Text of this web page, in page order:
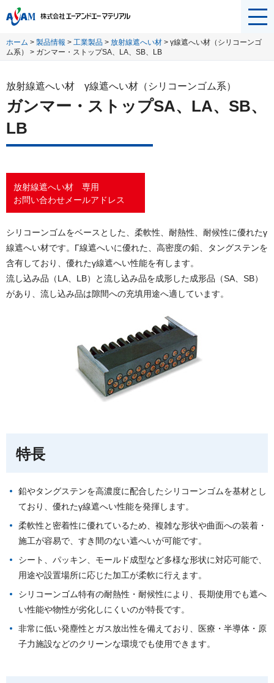
メニ
を開
ホーム > 製品情報 > 工業製品 > 放射線遮へい材 > γ線遮へい材（シリコーンゴ
ム系） > ガンマー・ストップSA、LA、SB、LB
放射線遮へい材 γ線遮へい材（シリコーンゴム系）
ガンマー・ストップSA、LA、SB、
LB
放射線遮へい材 専用
お問い合わせメールアドレス
シリコーンゴムをベースとした、柔軟性、耐熱性、耐候性に優れたγ
線遮へい材です。Γ線遮へいに優れた、高密度の鉛、タングステンを
含有しており、優れたγ線遮へい性能を有します。
流し込み品（LA、LB）と流し込み品を成形した成形品（SA、SB）
があり、流し込み品は隙間への充填用途へ適しています。
特長
鉛やタングステンを高濃度に配合したシリコーンゴムを基材とし
ており、優れたγ線遮へい性能を発揮します。
柔軟性と密着性に優れているため、複雑な形状や曲面への装着・
施工が容易で、すき間のない遮へいが可能です。
シート、パッキン、モールド成型など多様な形状に対応可能で、
用途や設置場所に応じた加工が柔軟に行えます。
シリコーンゴム特有の耐熱性・耐候性により、長期使用でも遮へ
い性能や物性が劣化しにくいのが特長です。
非常に低い発塵性とガス放出性を備えており、医療・半導体・原
子力施設などのクリーンな環境でも使用できます。